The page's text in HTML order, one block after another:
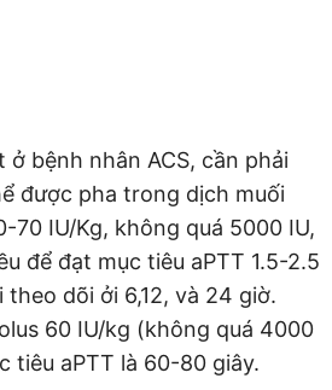
bệnh nhân ACS, cần phải
được pha trong dịch muối
IU/Kg, không quá 5000 IU,
để đạt mục tiêu aPTT 1.5-2.5
dõi ởi 6,12, và 24 giờ.
60 IU/kg (không quá 4000
tiêu aPTT là 60-80 giây.